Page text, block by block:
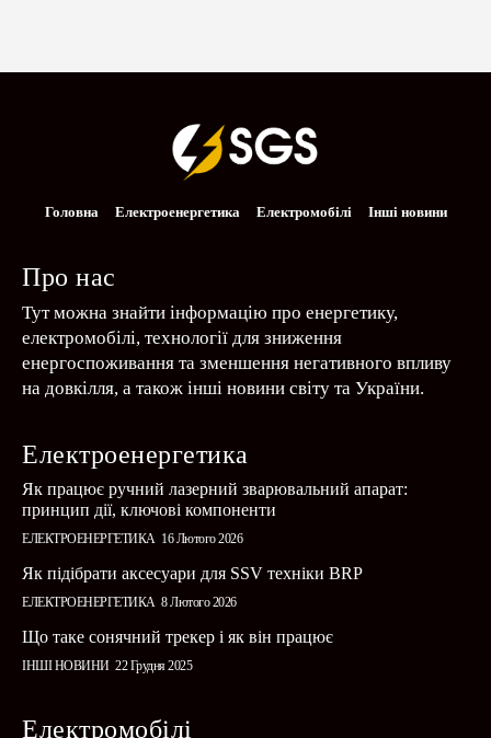
Головна Електроенергетика Електромобілі Інші новини
Про нас
Тут можна знайти інформацію про енергетику,
електромобілі, технології для зниження
енергоспоживання та зменшення негативного впливу
на довкілля, а також інші новини світу та України.
Електроенергетика
Як працює ручний лазерний зварювальний апарат:
принцип дії, ключові компоненти
ЕЛЕКТРОЕНЕРГЕТИКА 16 Лютого 2026
Як підібрати аксесуари для SSV техніки BRP
ЕЛЕКТРОЕНЕРГЕТИКА 8 Лютого 2026
Що таке сонячний трекер і як він працює
ІНШІ НОВИНИ 22 Грудня 2025
Електромобілі